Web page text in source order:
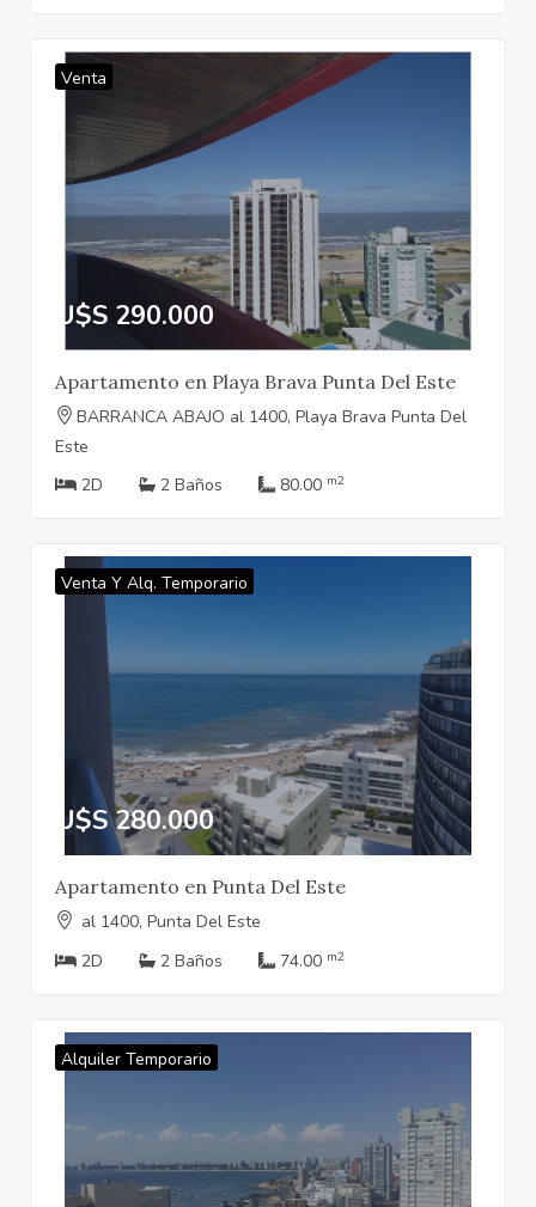
Venta
U$S 290.000
Apartamento en Playa Brava Punta Del Este
BARRANCA ABAJO al 1400, Playa Brava Punta Del
Este
2D
2 Baños 80.00 m2
Venta Y Alq. Temporario
U$S 280.000
Apartamento en Punta Del Este
al 1400, Punta Del Este
2D
2 Baños 74.00 m2
Alquiler Temporario